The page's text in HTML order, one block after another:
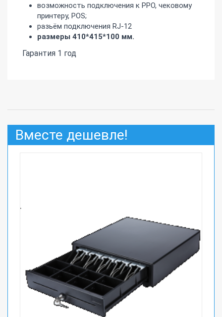
возможность подключения к РРО, чековому
принтеру, POS;
разьём подключения RJ-12
размеры 410*415*100 мм.
Гарантия 1 год
Вместе дешевле!